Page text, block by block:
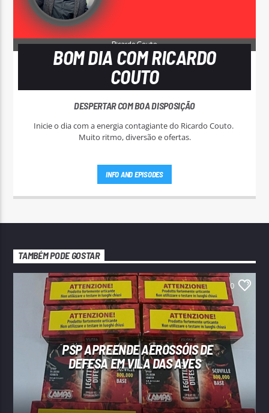
BOM DIA COM RICARDO
COUTO
DESPERTAR COM BOA DISPOSIÇÃO
Inicie o dia com a energia contagiante do Ricardo Couto.
Muito ritmo, diversão e ofertas.
INFO AND EPISODES
TAMBÉM PODE GOSTAR
0
PSP APREENDE AEROSSÓIS DE
DEFESA EM VILA DAS AVES